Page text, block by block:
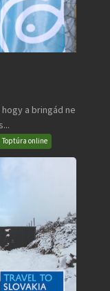
a bringád ne
Toptúra online